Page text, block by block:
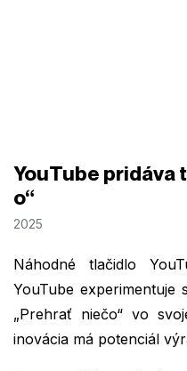
YouTube pridáva
o“
2025
Náhodné tlačidlo
YouTube experimentuje
„Prehrať niečo“ vo
inovácia má potenciál